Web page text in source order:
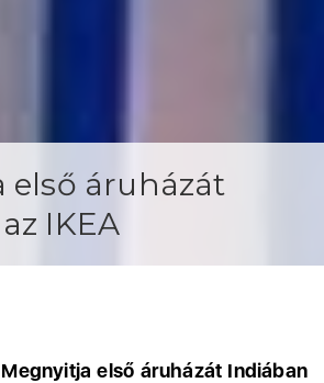
első áruházát
IKEA
Megnyitja első áruházát Indiában